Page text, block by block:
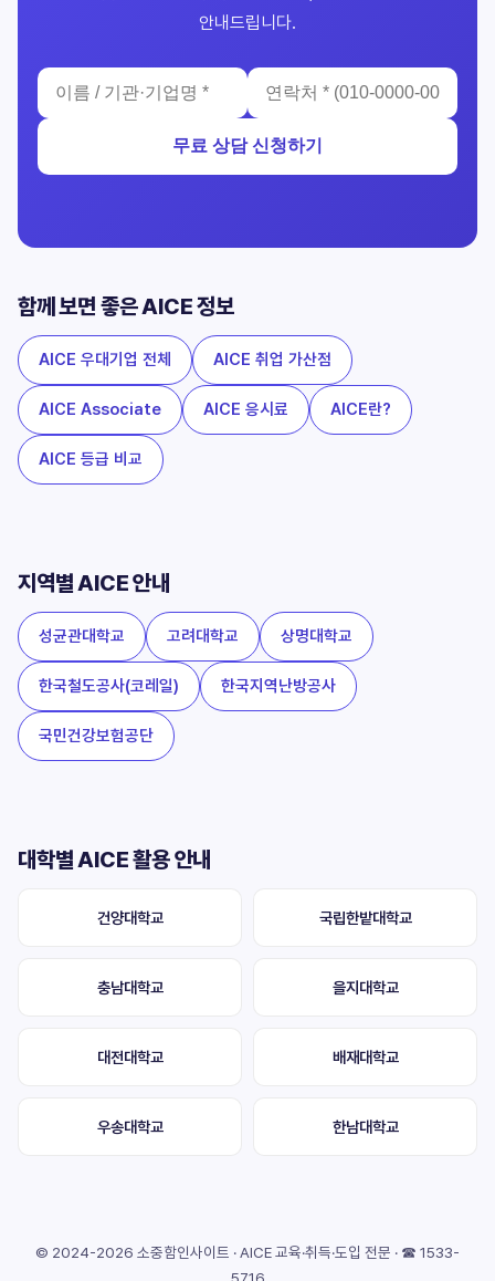
안내드립니다.
무료 상담 신청하기
함께 보면 좋은 AICE 정보
AICE 우대기업 전체 AICE 취업 가산점
AICE Associate AICE 응시료 AICE란?
AICE 등급 비교
지역별 AICE 안내
성균관대학교 고려대학교 상명대학교
한국철도공사(코레일) 한국지역난방공사
국민건강보험공단
대학별 AICE 활용 안내
건양대학교 국립한밭대학교
충남대학교 을지대학교
대전대학교 배재대학교
우송대학교 한남대학교
© 2024-2026 소중함인사이트 · AICE 교육·취득·도입 전문 · ☎ 1533-